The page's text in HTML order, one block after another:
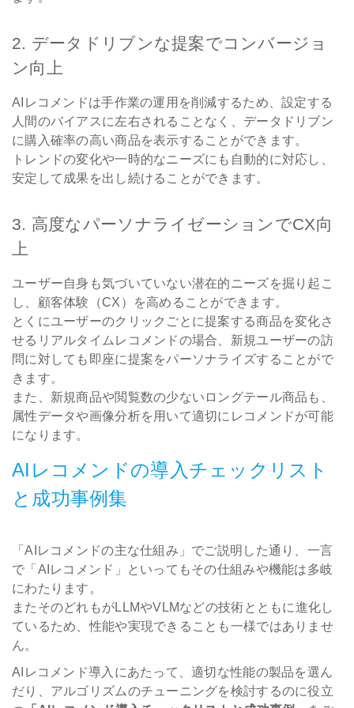
2. データドリブンな提案でコンバージョ
ン向上
AIレコメンドは手作業の運用を削減するため、設定する
人間のバイアスに左右されることなく、データドリブン
に購入確率の高い商品を表示することができます。
トレンドの変化や一時的なニーズにも自動的に対応し、
安定して成果を出し続けることができます。
3. 高度なパーソナライゼーションでCX向
上
ユーザー自身も気づいていない潜在的ニーズを掘り起こ
し、顧客体験（CX）を高めることができます。
とくにユーザーのクリックごとに提案する商品を変化さ
せるリアルタイムレコメンドの場合、新規ユーザーの訪
問に対しても即座に提案をパーソナライズすることがで
きます。
また、新規商品や閲覧数の少ないロングテール商品も、
属性データや画像分析を用いて適切にレコメンドが可能
になります。
AIレコメンドの導入チェックリスト
と成功事例集
「AIレコメンドの主な仕組み」でご説明した通り、一言
で「AIレコメンド」といってもその仕組みや機能は多岐
にわたります。
またそのどれもがLLMやVLMなどの技術とともに進化し
ているため、性能や実現できることも一様ではありませ
ん。
AIレコメンド導入にあたって、適切な性能の製品を選ん
だり、アルゴリズムのチューニングを検討するのに役立